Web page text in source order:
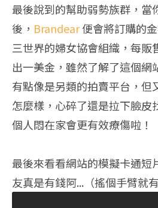
最後說到的幫助弱勢族群，當
後， Brandear便會將訂購的
三世界的婦女協會組織，每販
出一美金，雖然了解了這個網
有點像是另類的拍賣平台，但
怎麼樣，心碎了還是拉下臉皮
個人悶在家會更有效療傷啦！
最後來看看網站的模擬卡通短
友真是有錢阿...（搖個手臂就